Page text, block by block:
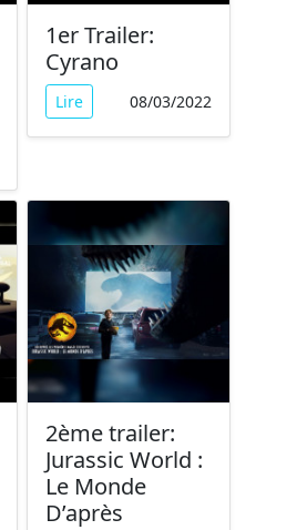
1er Trailer:
Cyrano
Lire 08/03/2022
2ème trailer:
Jurassic World :
Le Monde
D’après